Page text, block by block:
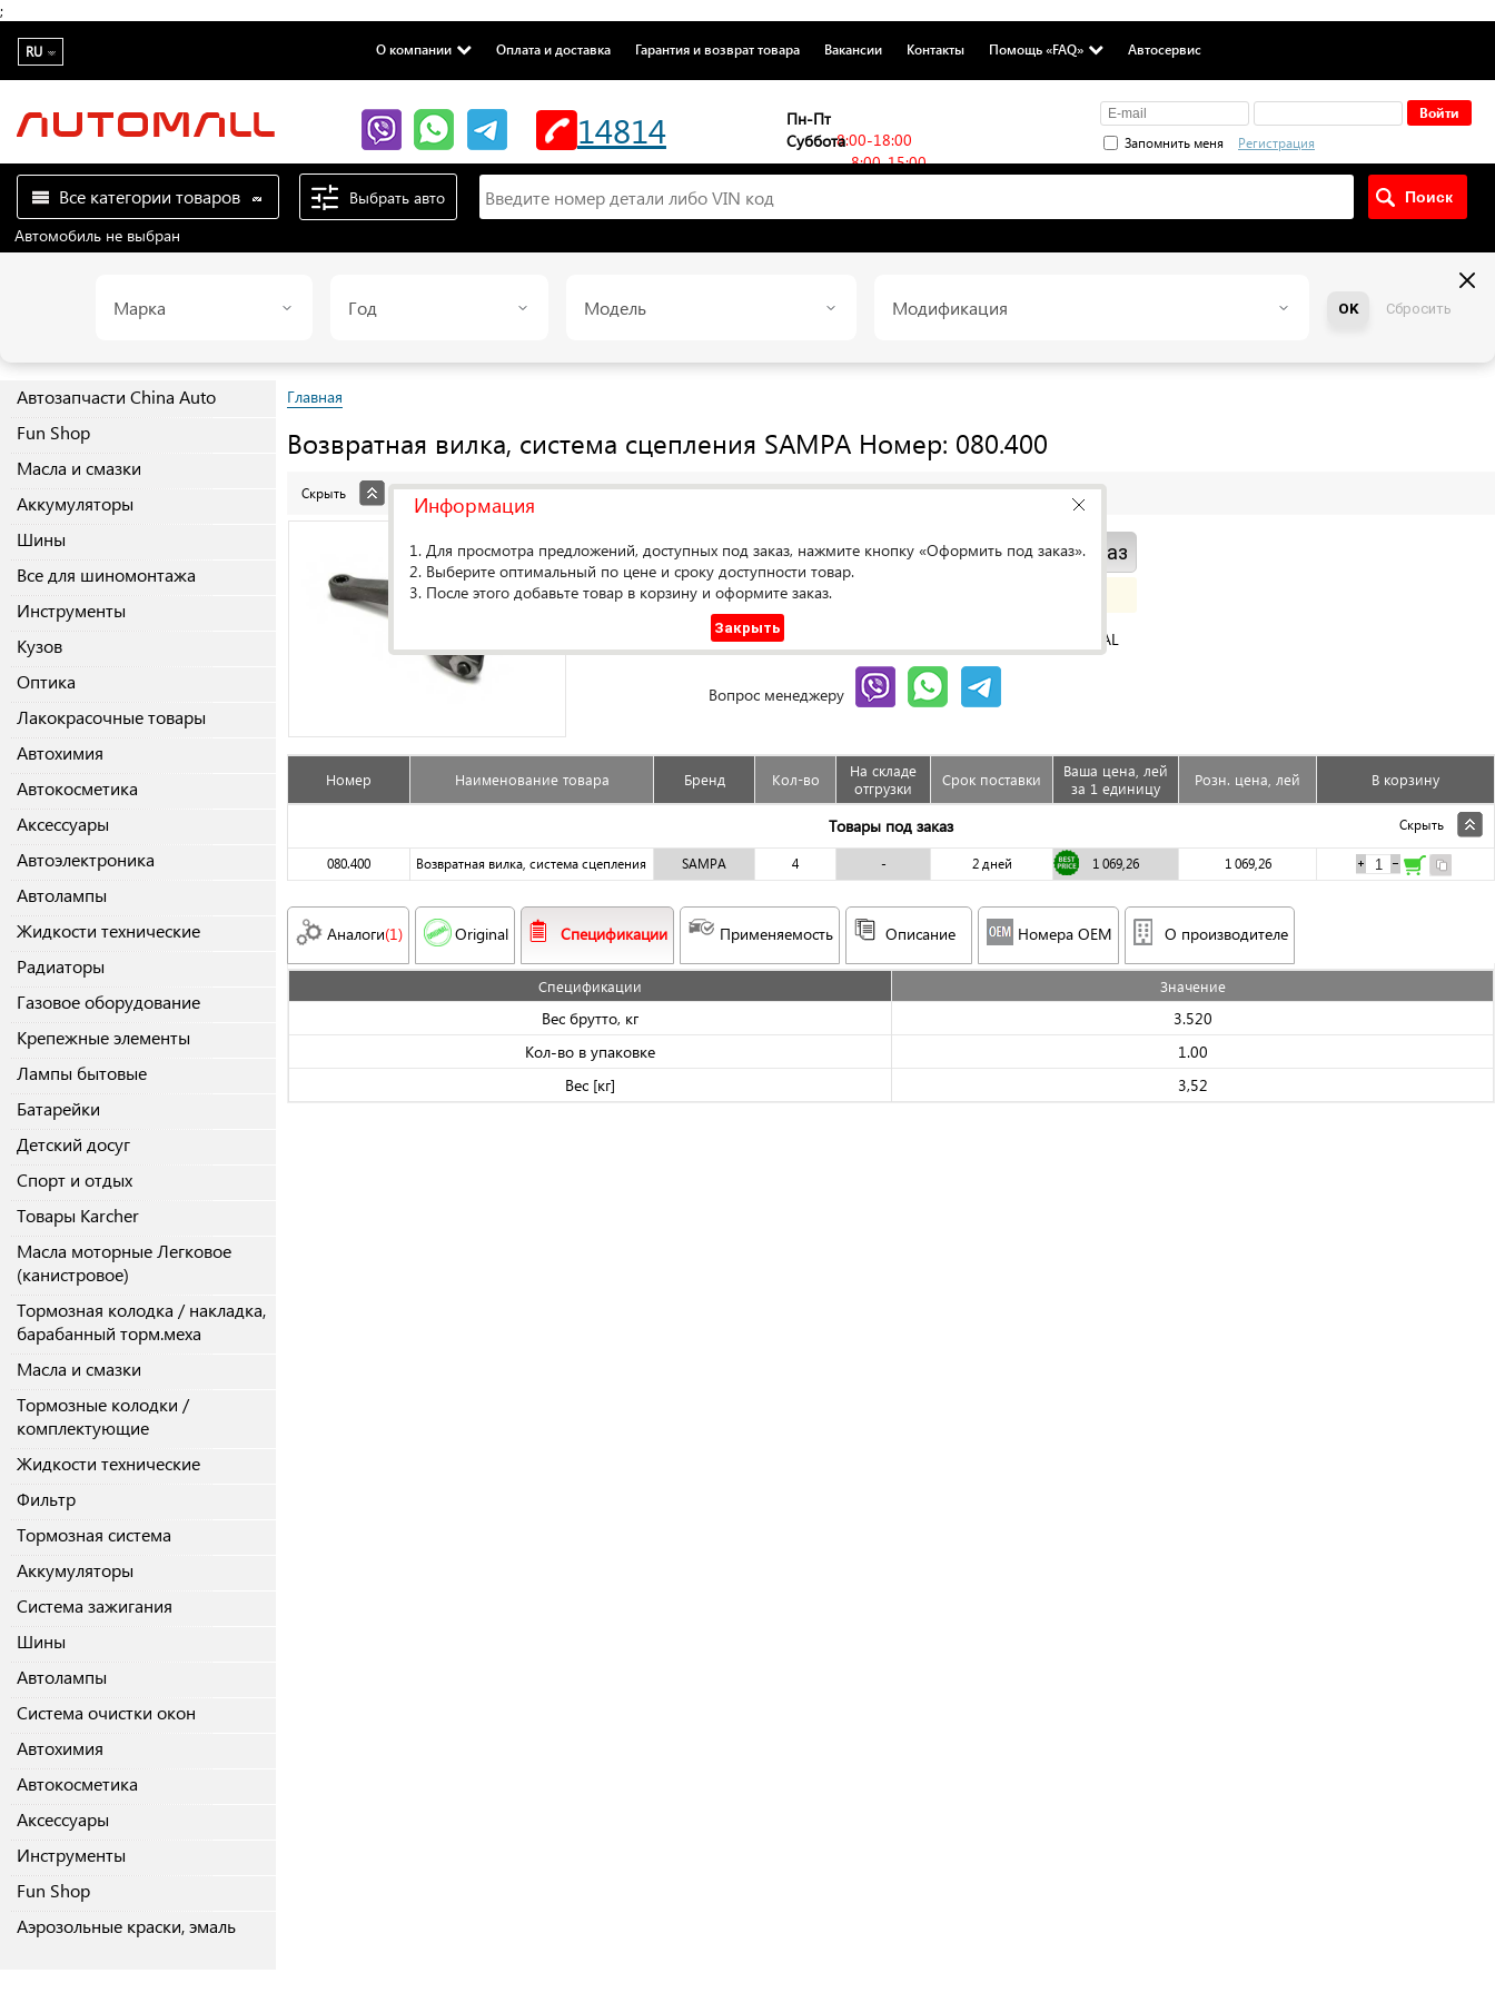
;
RU О компании Оплата и доставка Гарантия и возврат товара Вакансии Контакты Помощь «FAQ» Автосервис
14814
Пн-Пт
8:00-18:00
Суббота
8:00-15:00
Запомнить меня Регистрация
Все категории товаров
Выбрать авто
Автомобиль не выбран
Марка Год Модель Модификация OK Сбросить
Автозапчасти China Auto
Fun Shop
Масла и смазки
Аккумуляторы
Шины
Все для шиномонтажа
Инструменты
Кузов
Оптика
Лакокрасочные товары
Автохимия
Автокосметика
Аксессуары
Автоэлектроника
Автолампы
Жидкости технические
Радиаторы
Газовое оборудование
Крепежные элементы
Лампы бытовые
Батарейки
Детский досуг
Спорт и отдых
Товары Karcher
Масла моторные Легковое
(канистровое)
Тормозная колодка / накладка,
барабанный торм.меха
Масла и смазки
Тормозные колодки /
комплектующие
Жидкости технические
Фильтр
Тормозная система
Аккумуляторы
Система зажигания
Шины
Автолампы
Система очистки окон
Автохимия
Автокосметика
Аксессуары
Инструменты
Fun Shop
Аэрозольные краски, эмаль
Главная
Возвратная вилка, система сцепления SAMPA Номер: 080.400
Скрыть
Оформить под заказ
Доступен под заказ
Сравнить ORIGINAL
Вопрос менеджеру
Номер Наименование товара Бренд Кол-во
На складе
отгрузки
Срок поставки
Ваша цена, лей
за 1 единицу
Розн. цена, лей В корзину
Товары под заказ Скрыть
080.400 Возвратная вилка, система сцепления SAMPA 4 - 2 дней 1 069,26 1 069,26
Аналоги(1) Original Спецификации Применяемость Описание Номера OEM О производителе
Спецификации Значениe
Вес брутто, кг
3.520
Кол-во в упаковке
1.00
Вес [кг]
3,52
Информация
1. Для просмотра предложений, доступных под заказ, нажмите кнопку «Оформить под заказ».
2. Выберите оптимальный по цене и сроку доступности товар.
3. После этого добавьте товар в корзину и оформите заказ.
Закрыть